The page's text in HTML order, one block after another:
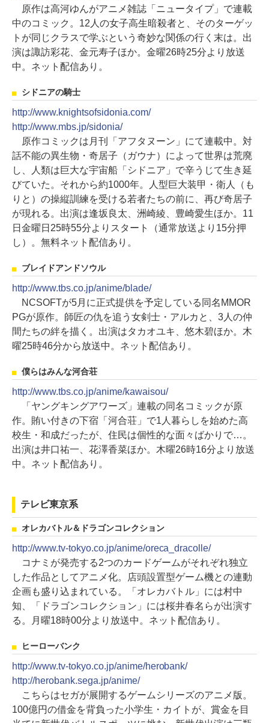
原作は高河ゆんがアニメ雑誌「ニュータイプ」で連載
中のコミック。12人の女子高生暗殺者と、そのターゲッ
トが同じクラスで学ぶという奇妙な関係の行く末は。出
演は諏訪彩花、金元寿子ほか。金曜26時25分より放送
中。ネット配信あり。
シドニアの騎士
http://www.knightsofsidonia.com/
http://www.mbs.jp/sidonia/
原作コミックは月刊「アフタヌーン」にて連載中。対
話不能の異生物・奇居子（ガウナ）によって世界は荒廃
し、人類は巨大な宇宙船「シドニア」で辛うじて生き延
びていた。それから約1000年。人型巨大装甲・衛人（も
りと）の操縦訓練を受ける若者たちの前に、再び奇居子
が現れる。出演は逢坂良太、洲崎綾、豊崎愛生ほか。11
日金曜日25時55分よりスタート（通常放送より15分押
し）。無料ネット配信あり。
ブレイドアンドソウル
http://www.tbs.co.jp/anime/blade/
NCSOFTが5月に正式提供を予定している同名MMOR
PGが原作。師匠の仇を追う女剣士・アルカと、3人の仲
間たちの絆を描く。出演はタカオユキ、悠木碧ほか。木
曜25時46分から放送中。ネット配信あり。
僕らはみんな河合荘
http://www.tbs.co.jp/anime/kawaisou/
「ヤングキングアワーズ」連載の同名コミックが原
作。賄い付きの下宿「河合荘」で1人暮らしを始めた高
校生・和成だったが、住民は個性的な面々ばかりで…。
出演は井口祐一、花澤香菜ほか。木曜26時16分より放送
中。ネット配信あり。
テレビ東京系
オレカバトル＆ドラゴンコレクション
http://www.tv-tokyo.co.jp/anime/oreca_dracolle/
コナミが発売する2つのカードゲームがそれぞれ独立
した作品としてアニメ化。店頭設置型ゲーム機との連動
企画も盛り込まれている。「オレカバトル」には村中
知、「ドラゴンコレクション」には桜井春名らが出演す
る。月曜18時00分より放送中。ネット配信あり。
ヒーローバンク
http://www.tv-tokyo.co.jp/anime/herobank/
http://herobank.sega.jp/anime/
こちらはセガが展開するゲームシリーズのアニメ版。
100億円の借金を背負った小学生・カイトが、賞金を目